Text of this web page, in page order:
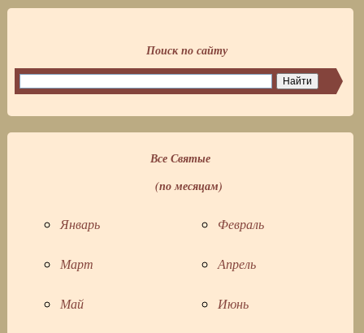
Все Святые
(по месяцам)
Январь Февраль
Март Апрель
Май Июнь
Поиск по сайту